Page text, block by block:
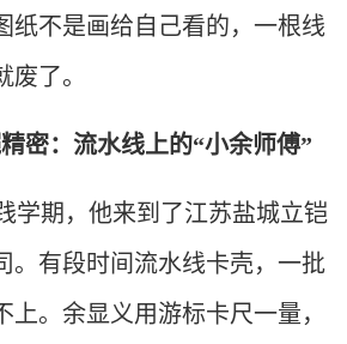
纸不是画给自己看的，一根线
了。
密：流水线上的“小余师傅”
学期，他来到了江苏盐城立铠
。有段时间流水线卡壳，一批
上。余显义用游标卡尺一量，